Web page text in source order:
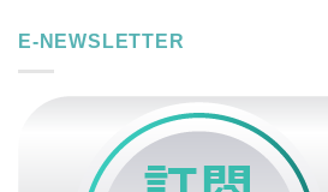
E-NEWSLETTER